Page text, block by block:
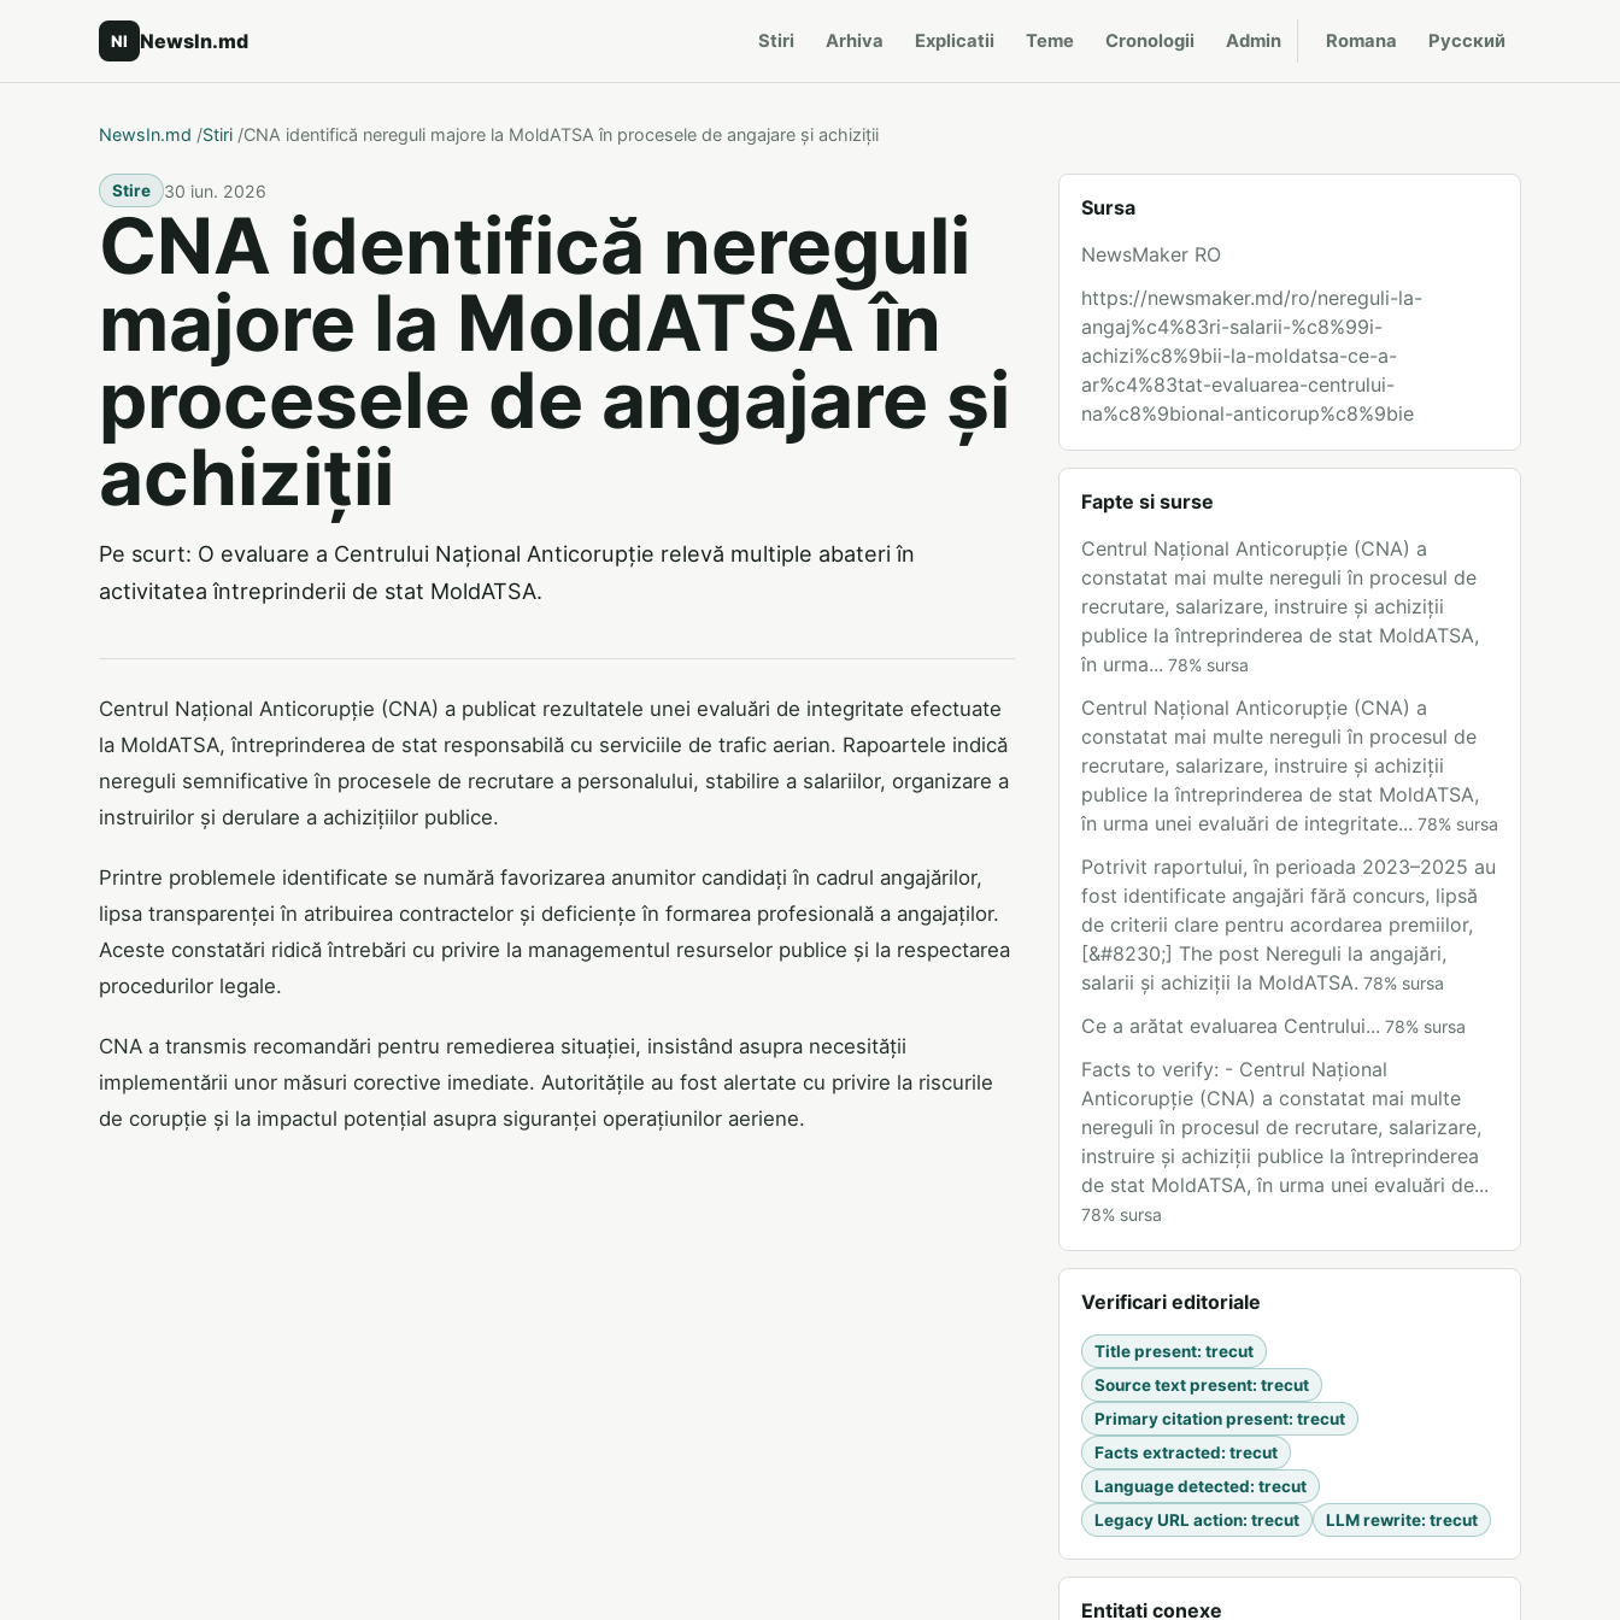
NI NewsIn.md Stiri Arhiva Explicatii Teme Cronologii Admin Romana Русский
NewsIn.md /Stiri /CNA identifică nereguli majore la MoldATSA în procesele de angajare și achiziții
Stire 30 iun. 2026
CNA identifică nereguli
majore la MoldATSA în
procesele de angajare și
achiziții
Pe scurt: O evaluare a Centrului Național Anticorupție relevă multiple abateri în
activitatea întreprinderii de stat MoldATSA.
Centrul Național Anticorupție (CNA) a publicat rezultatele unei evaluări de integritate efectuate
la MoldATSA, întreprinderea de stat responsabilă cu serviciile de trafic aerian. Rapoartele indică
nereguli semnificative în procesele de recrutare a personalului, stabilire a salariilor, organizare a
instruirilor și derulare a achizițiilor publice.
Printre problemele identificate se numără favorizarea anumitor candidați în cadrul angajărilor,
lipsa transparenței în atribuirea contractelor și deficiențe în formarea profesională a angajaților.
Aceste constatări ridică întrebări cu privire la managementul resurselor publice și la respectarea
procedurilor legale.
CNA a transmis recomandări pentru remedierea situației, insistând asupra necesității
implementării unor măsuri corective imediate. Autoritățile au fost alertate cu privire la riscurile
de corupție și la impactul potențial asupra siguranței operațiunilor aeriene.
Sursa
NewsMaker RO
https://newsmaker.md/ro/nereguli-la-
angaj%c4%83ri-salarii-%c8%99i-
achizi%c8%9bii-la-moldatsa-ce-a-
ar%c4%83tat-evaluarea-centrului-
na%c8%9bional-anticorup%c8%9bie
Fapte si surse
Centrul Național Anticorupție (CNA) a
constatat mai multe nereguli în procesul de
recrutare, salarizare, instruire și achiziții
publice la întreprinderea de stat MoldATSA,
în urma... 78% sursa
Centrul Național Anticorupție (CNA) a
constatat mai multe nereguli în procesul de
recrutare, salarizare, instruire și achiziții
publice la întreprinderea de stat MoldATSA,
în urma unei evaluări de integritate... 78% sursa
Potrivit raportului, în perioada 2023–2025 au
fost identificate angajări fără concurs, lipsă
de criterii clare pentru acordarea premiilor,
[&#8230;] The post Nereguli la angajări,
salarii și achiziții la MoldATSA. 78% sursa
Ce a arătat evaluarea Centrului... 78% sursa
Facts to verify: - Centrul Național
Anticorupție (CNA) a constatat mai multe
nereguli în procesul de recrutare, salarizare,
instruire și achiziții publice la întreprinderea
de stat MoldATSA, în urma unei evaluări de...
78% sursa
Verificari editoriale
Title present: trecut
Source text present: trecut
Primary citation present: trecut
Facts extracted: trecut
Language detected: trecut
Legacy URL action: trecut LLM rewrite: trecut
Entitati conexe